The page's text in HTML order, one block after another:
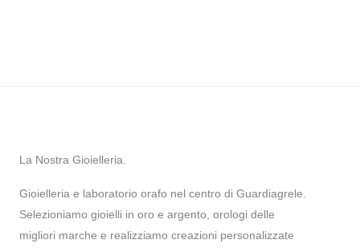
La Nostra Gioielleria.
Gioielleria e laboratorio orafo nel centro di Guardiagrele.
Selezioniamo gioielli in oro e argento, orologi delle
migliori marche e realizziamo creazioni personalizzate